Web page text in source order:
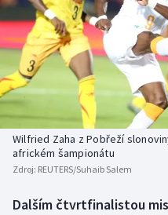
Baseball a softbal
Basketbal
Biatlon
Boby a skeleton
Box
Curling
Soutěže
Historické návraty
Aplikace ČT sport
AZ kvíz
Wilfried Zaha z Pobřeží
africkém šampionátu
Zdroj: REUTERS/Suhaib Salem
Dalším čtvrtfinalistou